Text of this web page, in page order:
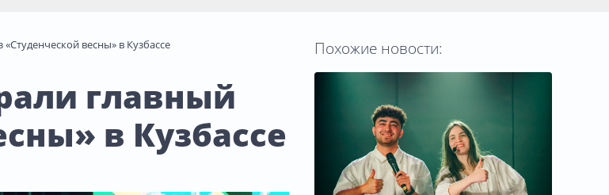
весны» в Кузбассе
главный
в Кузбассе
Похожие новости: